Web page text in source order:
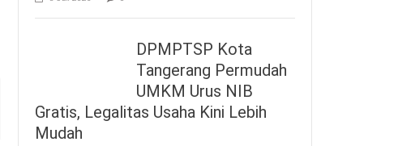
DPMPTSP Kota
Tangerang Permudah
UMKM Urus NIB
Gratis, Legalitas Usaha Kini Lebih
Mudah